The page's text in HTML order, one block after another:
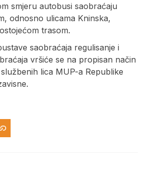
smjeru autobusi saobraćaju
odnosno ulicama Kninska,
trasom.
saobraćaja regulisanje i
vršiće se na propisan način
lica MUP-a Republike